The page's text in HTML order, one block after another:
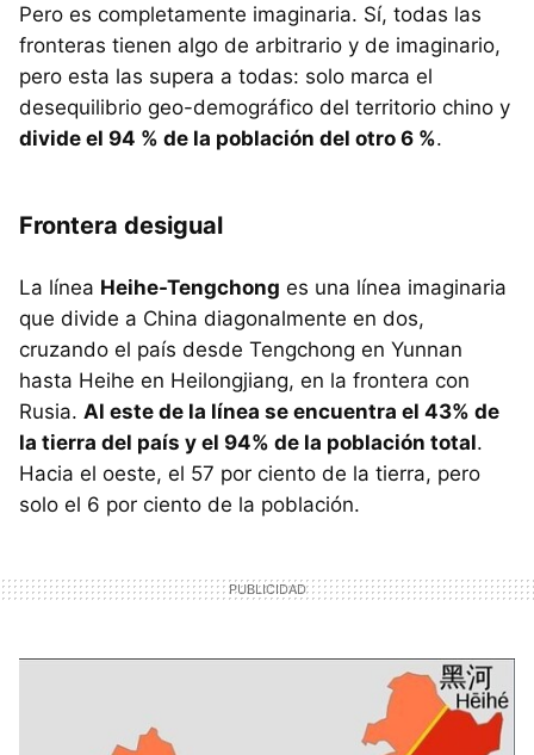
Pero es completamente imaginaria. Sí, todas las
fronteras tienen algo de arbitrario y de imaginario,
pero esta las supera a todas: solo marca el
desequilibrio geo-demográfico del territorio chino y
divide el 94 % de la población del otro 6 %.
Frontera desigual
La línea Heihe-Tengchong es una línea imaginaria
que divide a China diagonalmente en dos,
cruzando el país desde Tengchong en Yunnan
hasta Heihe en Heilongjiang, en la frontera con
Rusia. Al este de la línea se encuentra el 43% de
la tierra del país y el 94% de la población total.
Hacia el oeste, el 57 por ciento de la tierra, pero
solo el 6 por ciento de la población.